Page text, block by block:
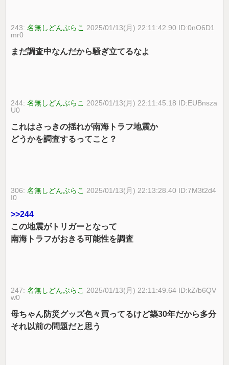
243:名無しどんぶらこ 2025/01/13(月) 22:11:42.90 ID:0nO6D1
mr0
まだ調査中なんだから騒ぎ立てるなよ
244:名無しどんぶらこ 2025/01/13(月) 22:11:45.18 ID:EUBnsza
U0
これはさっきの揺れが南海トラフ地震か
どうかを調査するってこと？
306:名無しどんぶらこ 2025/01/13(月) 22:13:28.40 ID:7M3t2d4
I0
>>244
この地震がトリガーとなって
南海トラフがおきる可能性を調査
247:名無しどんぶらこ 2025/01/13(月) 22:11:49.64 ID:kZ/b6QV
w0
母ちゃん防災グッズ色々買ってるけど築30年だから多分
それ以前の問題だと思う